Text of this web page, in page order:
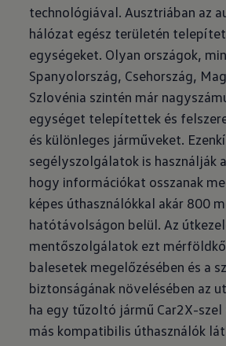
technológiával. Ausztriában az
hálózat egész területén
egységeket. Olyan országok,
Spanyolország, Csehország,
Szlovénia szintén már
egységet telepítettek és
és különleges járműveket.
segélyszolgálatok is használják
hogy információkat osszanak
képes úthasználókkal akár 800
hatótávolságon belül. Az
mentőszolgálatok ezt
balesetek megelőzésében és a
biztonságának növelésében az
ha egy tűzoltó jármű Car2X-
más kompatibilis úthasználók